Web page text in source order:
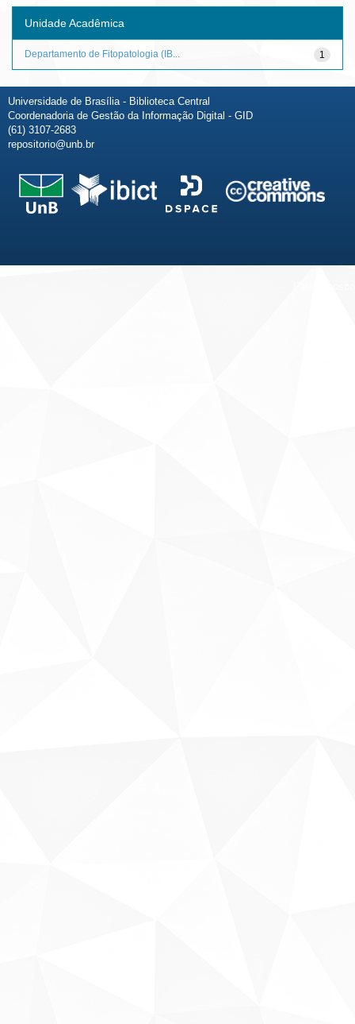
Unidade Acadêmica
1
Departamento de Fitopatologia (IB...
Universidade de Brasília - Biblioteca Central
Coordenadoria de Gestão da Informação Digital - GID
(61) 3107-2683
repositorio@unb.br